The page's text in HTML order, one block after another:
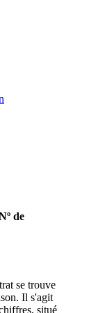
de
se trouve
Il s'agit
situé